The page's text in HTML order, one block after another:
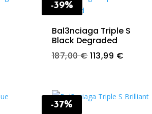
-39%
Bal3nciaga Triple S
Black Degraded
187,00€Original
187,00 €.
113,99 €
113,99
-37%